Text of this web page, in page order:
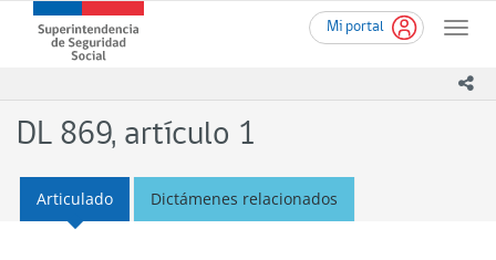
contenido
Mi portal
Toggle
Superintendencia
de
(SUSESO)
-
de
Chile
DL 869, artículo 1
Articulado Dictámenes relacionados